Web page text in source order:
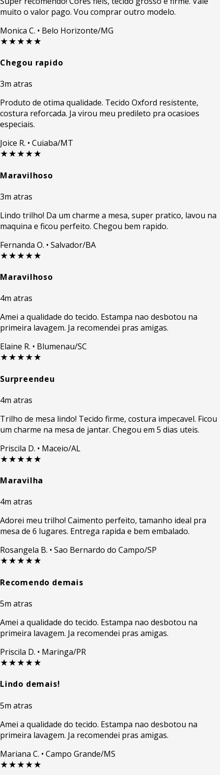
muito o valor pago. Vou comprar outro modelo.
Monica C. • Belo Horizonte/MG
★★★★★
Chegou rapido
3m atras
Produto de otima qualidade. Tecido Oxford resistente,
costura reforcada. Ja virou meu predileto pra ocasioes
especiais.
Joice R. • Cuiaba/MT
★★★★★
Maravilhoso
3m atras
Lindo trilho! Da um charme a mesa, super pratico, lavou na
maquina e ficou perfeito. Chegou bem rapido.
Fernanda O. • Salvador/BA
★★★★★
Maravilhoso
4m atras
Amei a qualidade do tecido. Estampa nao desbotou na
primeira lavagem. Ja recomendei pras amigas.
Elaine R. • Blumenau/SC
★★★★★
Surpreendeu
4m atras
Trilho de mesa lindo! Tecido firme, costura impecavel. Ficou
um charme na mesa de jantar. Chegou em 5 dias uteis.
Priscila D. • Maceio/AL
★★★★★
Maravilha
4m atras
Adorei meu trilho! Caimento perfeito, tamanho ideal pra
mesa de 6 lugares. Entrega rapida e bem embalado.
Rosangela B. • Sao Bernardo do Campo/SP
★★★★★
Recomendo demais
5m atras
Amei a qualidade do tecido. Estampa nao desbotou na
primeira lavagem. Ja recomendei pras amigas.
Priscila D. • Maringa/PR
★★★★★
Lindo demais!
5m atras
Amei a qualidade do tecido. Estampa nao desbotou na
primeira lavagem. Ja recomendei pras amigas.
Mariana C. • Campo Grande/MS
★★★★★